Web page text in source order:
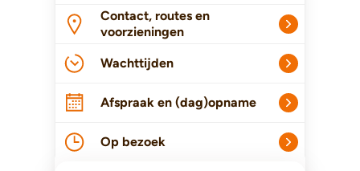
Contact, routes en
voorzieningen
Wachttijden
Afspraak en (dag)opname
Op bezoek